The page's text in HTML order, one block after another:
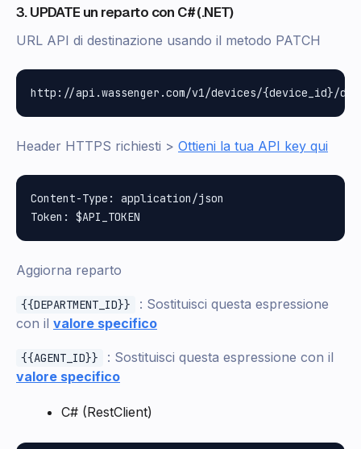
3. UPDATE un reparto con C# (.NET)
URL API di destinazione usando il metodo PATCH
Header HTTPS richiesti > Ottieni la tua API key qui
Content-Type: application/json
Aggiorna reparto
{{DEPARTMENT_ID}}
: Sostituisci questa espressione
con il valore specifico
{{AGENT_ID}}
: Sostituisci questa espressione con il
valore specifico
C# (RestClient)